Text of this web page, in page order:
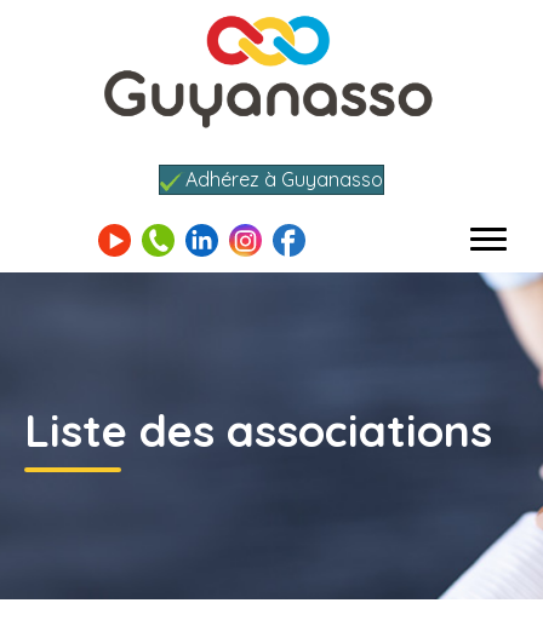
Adhérez à Guyanasso
Liste des associations